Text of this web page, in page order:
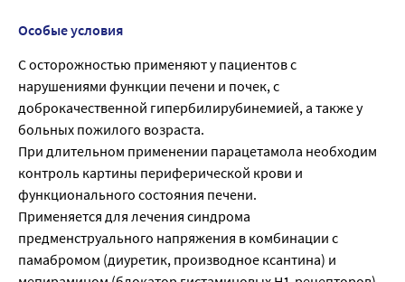
Особые условия
С осторожностью применяют у пациентов с
нарушениями функции печени и почек, с
доброкачественной гипербилирубинемией, а также у
больных пожилого возраста.
При длительном применении парацетамола необходим
контроль картины периферической крови и
функционального состояния печени.
Применяется для лечения синдрома
предменструального напряжения в комбинации с
памабромом (диуретик, производное ксантина) и